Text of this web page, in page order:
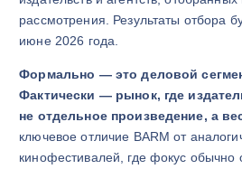
рассмотрения. Результаты отбора
июне 2026 года.
Формально — это деловой
Фактически — рынок, где
не отдельное произведение, а
ключевое отличие BARM от
кинофестивалей, где фокус обычно